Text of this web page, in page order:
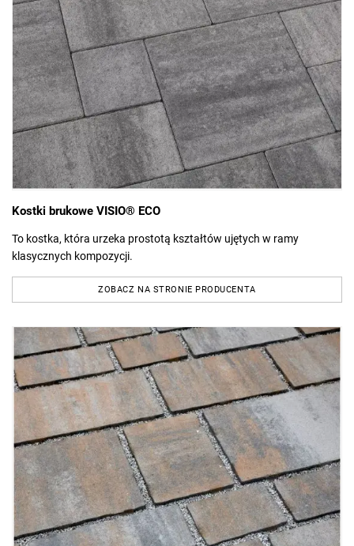
Kostki brukowe VISIO® ECO
To kostka, która urzeka prostotą kształtów ujętych w ramy
klasycznych kompozycji.
ZOBACZ NA STRONIE PRODUCENTA